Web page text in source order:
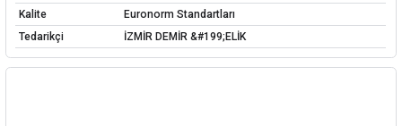
Kalite
Euronorm Standartları
Tedarikçi
İZMİR DEMİR &#199;ELİK